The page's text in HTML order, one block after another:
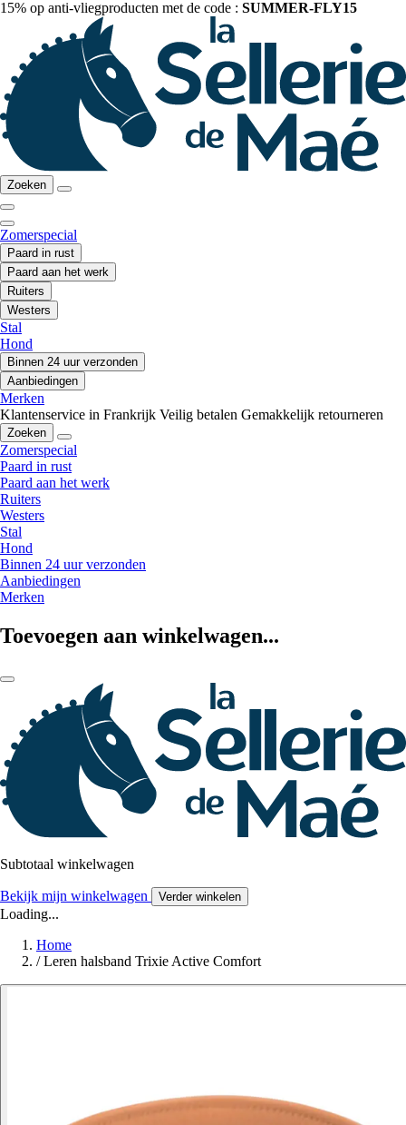
15% op anti-vliegproducten met de code : SUMMER-FLY15
Zoeken
Zomerspecial
Paard in rust
Paard aan het werk
Ruiters
Westers
Stal
Hond
Binnen 24 uur verzonden
Aanbiedingen
Merken
Klantenservice in Frankrijk Veilig betalen Gemakkelijk retourneren
Zoeken
Zomerspecial
Paard in rust
Paard aan het werk
Ruiters
Westers
Stal
Hond
Binnen 24 uur verzonden
Aanbiedingen
Merken
Toevoegen aan winkelwagen...
Subtotaal winkelwagen
Bekijk mijn winkelwagen Verder winkelen
Loading...
Home
/ Leren halsband Trixie Active Comfort